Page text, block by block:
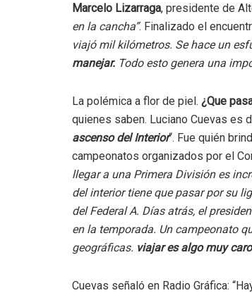
Marcelo Lizarraga, presidente de
en la cancha”. Finalizado el
viajó mil kilómetros. Se hace un
manejar. Todo esto genera una
La polémica a flor de piel. ¿Que
quienes saben. Luciano Cuevas es
ascenso del Interior“. Fue quién
campeonatos organizados por el
llegar a una Primera División es
del interior tiene que pasar por su
del Federal A. Días atrás, el
en la temporada. Un campeonato
geográficas. viajar es algo muy
Cuevas señaló en Radio Gráfica: